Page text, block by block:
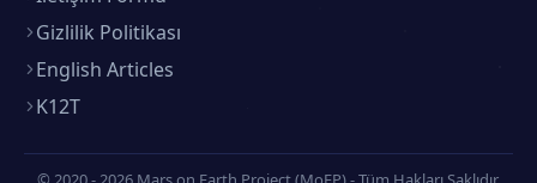
Gizlilik Politikası
English Articles
K12T